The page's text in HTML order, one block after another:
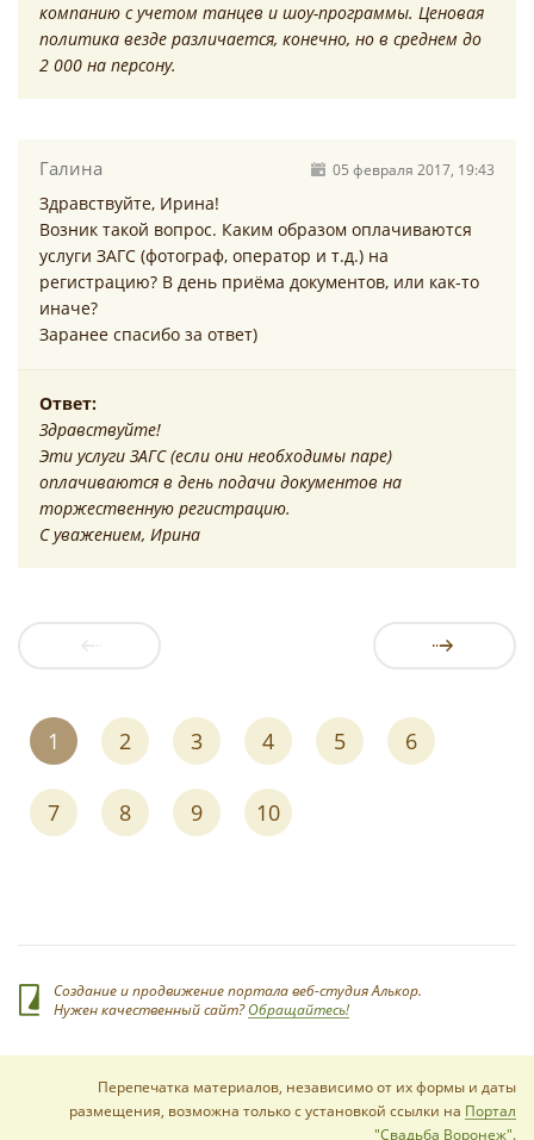
компанию с учетом танцев и шоу-программы. Ценовая
политика везде различается, конечно, но в среднем до
2 000 на персону.
Галина 05 февраля 2017, 19:43
Здравствуйте, Ирина!
Возник такой вопрос. Каким образом оплачиваются
услуги ЗАГС (фотограф, оператор и т.д.) на
регистрацию? В день приёма документов, или как-то
иначе?
Заранее спасибо за ответ)
Ответ:
Здравствуйте!
Эти услуги ЗАГС (если они необходимы паре)
оплачиваются в день подачи документов на
торжественную регистрацию.
С уважением, Ирина
1 2 3 4 5 6
7 8 9 10
Создание и продвижение портала веб-студия Алькор.
Нужен качественный сайт?Обращайтесь!
Перепечатка материалов, независимо от их формы и даты
размещения, возможна только с установкой ссылки на Портал
"Свадьба Воронеж".